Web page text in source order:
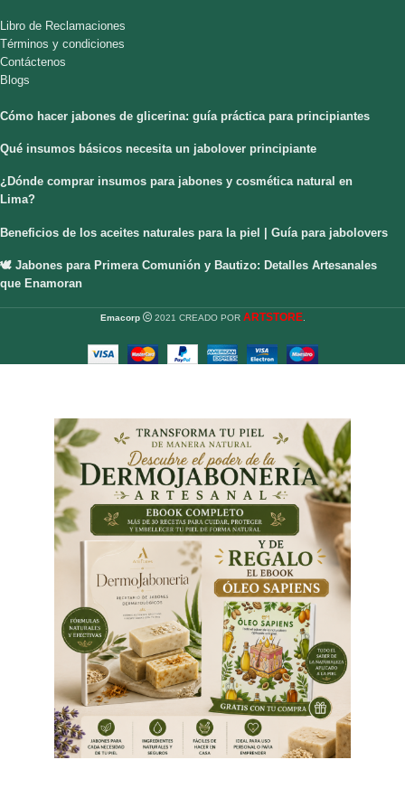
Libro de Reclamaciones
Términos y condiciones
Contáctenos
Blogs
Cómo hacer jabones de glicerina: guía práctica para principiantes
Qué insumos básicos necesita un jabolover principiante
¿Dónde comprar insumos para jabones y cosmética natural en
Lima?
Beneficios de los aceites naturales para la piel | Guía para jabolovers
🕊️ Jabones para Primera Comunión y Bautizo: Detalles Artesanales
que Enamoran
Emacorp 2021 CREADO POR ARTSTORE.